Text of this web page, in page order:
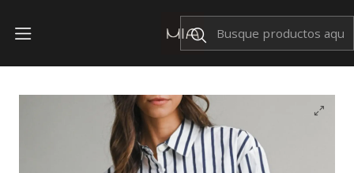
Envíos Nacionales $199
Conjunto Mabbie